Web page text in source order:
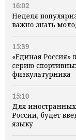
16:02
Неделя
важно знать
15:39
«Единая Россия»
серию
физкультурника
15:10
Для
России, будет
языку